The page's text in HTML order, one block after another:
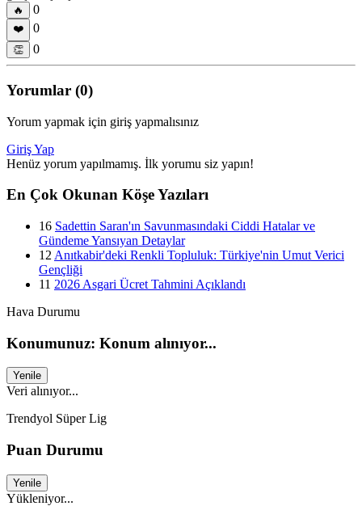
🔥 0
❤️ 0
👏 0
Yorumlar (0)
Yorum yapmak için giriş yapmalısınız
Giriş Yap
Henüz yorum yapılmamış. İlk yorumu siz yapın!
En Çok Okunan Köşe Yazıları
16 Sadettin Saran'ın Savunmasındaki Ciddi Hatalar ve
Gündeme Yansıyan Detaylar
12 Anıtkabir'deki Renkli Topluluk: Türkiye'nin Umut Verici
Gençliği
11 2026 Asgari Ücret Tahmini Açıklandı
Hava Durumu
Konumunuz: Konum alınıyor...
Yenile
Veri alınıyor...
Trendyol Süper Lig
Puan Durumu
Yenile
Yükleniyor...